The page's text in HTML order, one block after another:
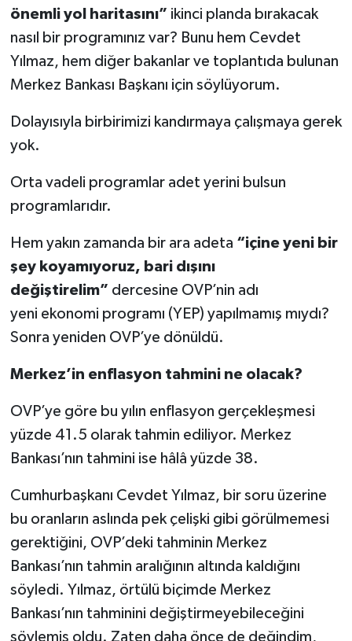
önemli yol haritasını” ikinci planda bırakacak
nasıl bir programınız var? Bunu hem Cevdet
Yılmaz, hem diğer bakanlar ve toplantıda bulunan
Merkez Bankası Başkanı için söylüyorum.
Dolayısıyla birbirimizi kandırmaya çalışmaya gerek
yok.
Orta vadeli programlar adet yerini bulsun
programlarıdır.
Hem yakın zamanda bir ara adeta “içine yeni bir
şey koyamıyoruz, bari dışını
değiştirelim” dercesine OVP’nin adı
yeni ekonomi programı (YEP) yapılmamış mıydı?
Sonra yeniden OVP’ye dönüldü.
Merkez’in enflasyon tahmini ne olacak?
OVP’ye göre bu yılın enflasyon gerçekleşmesi
yüzde 41.5 olarak tahmin ediliyor. Merkez
Bankası’nın tahmini ise hâlâ yüzde 38.
Cumhurbaşkanı Cevdet Yılmaz, bir soru üzerine
bu oranların aslında pek çelişki gibi görülmemesi
gerektiğini, OVP’deki tahminin Merkez
Bankası’nın tahmin aralığının altında kaldığını
söyledi. Yılmaz, örtülü biçimde Merkez
Bankası’nın tahminini değiştirmeyebileceğini
söylemiş oldu. Zaten daha önce de değindim,